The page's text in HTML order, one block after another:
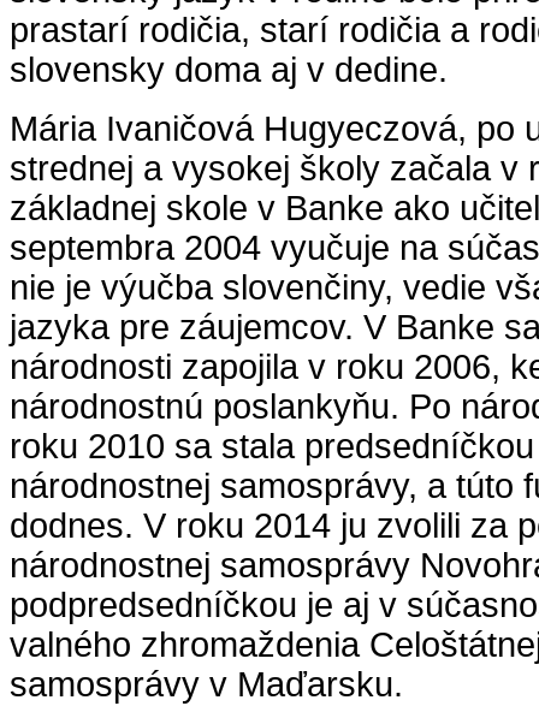
prastarí rodičia, starí rodičia a
slovensky doma aj v dedine.
Mária Ivaničová Hugyeczová, po
strednej a vysokej školy začala v
základnej skole v Banke ako
septembra 2004 vyučuje na
nie je výučba slovenčiny, vedie
jazyka pre záujemcov. V Banke
národnosti zapojila v roku 2006,
národnostnú poslankyňu. Po
roku 2010 sa stala
národnostnej samosprávy, a túto
dodnes. V roku 2014 ju zvolili za
národnostnej samosprávy
podpredsedníčkou je aj v
valného zhromaždenia
samosprávy v Maďarsku.